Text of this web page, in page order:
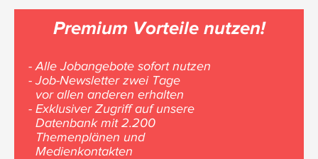
Premium Vorteile nutzen!
- Alle Jobangebote sofort nutzen
- Job-Newsletter zwei Tage
vor allen anderen erhalten
- Exklusiver Zugriff auf unsere
Datenbank mit 2.200
Themenplänen und
Medienkontakten